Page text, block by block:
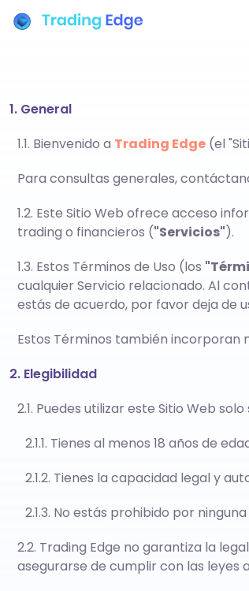
1. General
1.1. Bienvenido a Trading Edge (el
Para consultas generales,
1.2. Este Sitio Web ofrece acceso
trading o financieros ("Servicios").
1.3. Estos Términos de Uso (los
cualquier Servicio relacionado. Al
estás de acuerdo, por favor deja de
Estos Términos también incorporan
2. Elegibilidad
2.1. Puedes utilizar este Sitio Web
2.1.1. Tienes al menos 18 años de
2.1.2. Tienes la capacidad legal y
2.1.3. No estás prohibido por
2.2. Trading Edge no garantiza la
asegurarse de cumplir con las leyes